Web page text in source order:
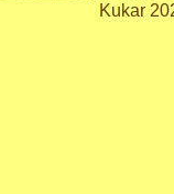
Kukar